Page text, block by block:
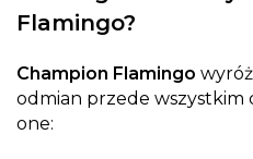
Flamingo?
Champion Flamingo
odmian przede wszystkim
one: